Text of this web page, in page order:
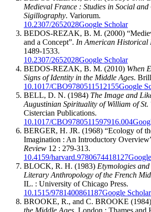
Medieval France : Studies in Social
Sigillography. Variorum.
10.2307/2652028Google Scholar
BEDOS-REZAK, B. M. (2000)
and a Concept”. In American Historical
1489-1533.
10.2307/2652028Google Scholar
BEDOS-REZAK, B. M. (2010) When
Signs of Identity in the Middle Ages.
10.1017/CBO9780511512155Google
BELL, D. N. (1984) The Image and
Augustinian Spirituality of William of St.
Cistercian Publications.
10.1017/CBO9780511597916.004
BERGER, H. JR. (1968) “Ecology of
Imagination : An Introductory
Review 12 : 279-313.
10.4159/harvard.9780674418127
BLOCK, R. H. (1983) Etymologies
Literary Anthropology of the French
IL. : University of Chicago Press.
10.1515/9781400861187Google Scholar
BROOKE, R., and C. BROOKE (1984)